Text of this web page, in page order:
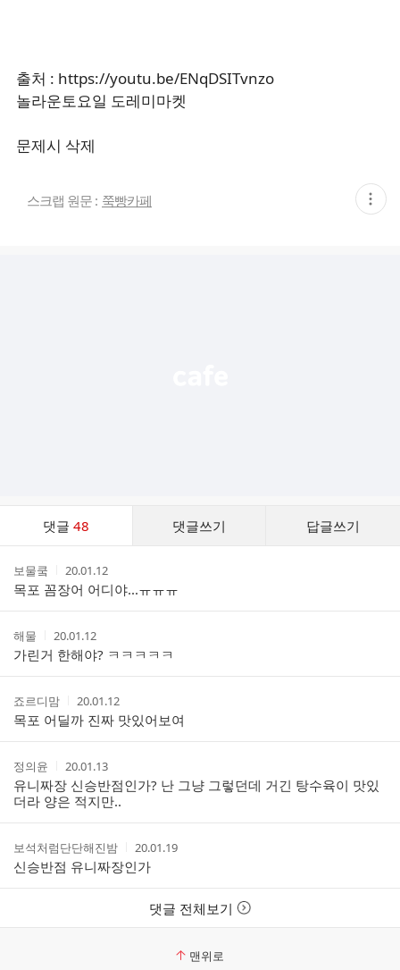
출처 : https://youtu.be/ENqDSITvnzo
놀라운토요일 도레미마켓
문제시 삭제
스크랩 원문 : 쭉빵카페 현
재
댓글48 댓글쓰기 답글쓰기
스
작
성
자
보물쿸
작
성
시
간
20.01.12
목포 꼼장어 어디야...ㅠㅠㅠ
작
성
자
해물
작
성
시
간
20.01.12
가린거 한해야? ㅋㅋㅋㅋㅋ
작
성
자
죠르디맘
작
성
시
간
20.01.12
목포 어딜까 진짜 맛있어보여
작
성
자
정의윤
작
성
시
간
20.01.13
유니짜장 신승반점인가? 난 그냥 그렇던데 거긴 탕수육이 맛있
더라 양은 적지만..
작
성
자
보석처럼단단해진밤
작
성
시
간
20.01.19
신승반점 유니짜장인가
댓글 전체보기
맨위로